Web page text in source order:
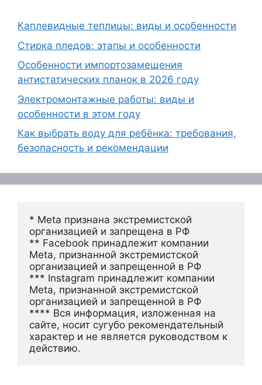
Каплевидные теплицы: виды и особенности
Стирка пледов: этапы и особенности
Особенности импортозамещения
антистатических планок в 2026 году
Электромонтажные работы: виды и
особенности в этом году
Как выбрать воду для ребёнка: требования,
безопасность и рекомендации
* Meta признана экстремистской
организацией и запрещена в РФ
** Facebook принадлежит компании
Meta, признанной экстремистской
организацией и запрещенной в РФ
*** Instagram принадлежит компании
Meta, признанной экстремистской
организацией и запрещенной в РФ
**** Вся информация, изложенная на
сайте, носит сугубо рекомендательный
характер и не является руководством к
действию.